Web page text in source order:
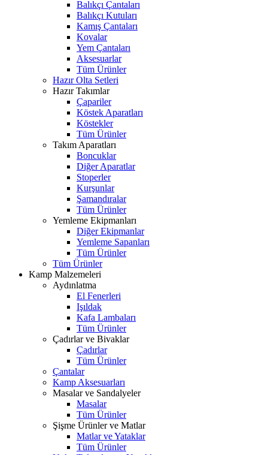
Balıkçı Çantaları
Balıkçı Kutuları
Kamış Çantaları
Kovalar
Yem Çantaları
Aksesuarlar
Tüm Ürünler
Hazır Olta Setleri
Hazır Takımlar
Çapariler
Köstek Aparatları
Köstekler
Tüm Ürünler
Takım Aparatları
Boncuklar
Diğer Aparatlar
Stoperler
Kurşunlar
Şamandıralar
Tüm Ürünler
Yemleme Ekipmanları
Diğer Ekipmanlar
Yemleme Sapanları
Tüm Ürünler
Tüm Ürünler
Kamp Malzemeleri
Aydınlatma
El Fenerleri
Işıldak
Kafa Lambaları
Tüm Ürünler
Çadırlar ve Bivaklar
Çadırlar
Tüm Ürünler
Çantalar
Kamp Aksesuarları
Masalar ve Sandalyeler
Masalar
Tüm Ürünler
Şişme Ürünler ve Matlar
Matlar ve Yataklar
Tüm Ürünler